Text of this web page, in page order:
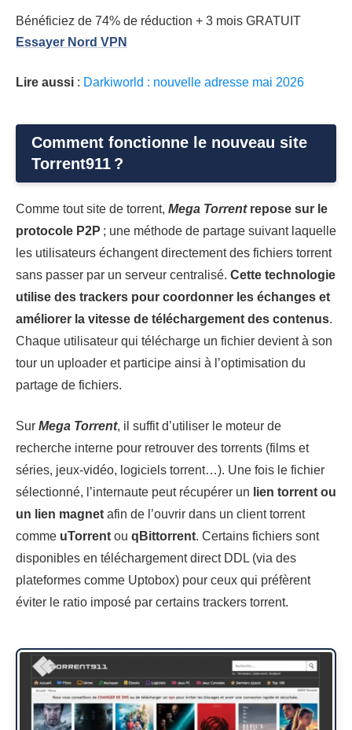
Bénéficiez de 74% de réduction + 3 mois GRATUIT
Essayer Nord VPN
Lire aussi : Darkiworld : nouvelle adresse mai 2026
Comment fonctionne le nouveau site
Torrent911 ?
Comme tout site de torrent, Mega Torrent repose sur le
protocole P2P ; une méthode de partage suivant laquelle
les utilisateurs échangent directement des fichiers torrent
sans passer par un serveur centralisé. Cette technologie
utilise des trackers pour coordonner les échanges et
améliorer la vitesse de téléchargement des contenus.
Chaque utilisateur qui télécharge un fichier devient à son
tour un uploader et participe ainsi à l’optimisation du
partage de fichiers.
Sur Mega Torrent, il suffit d’utiliser le moteur de
recherche interne pour retrouver des torrents (films et
séries, jeux-vidéo, logiciels torrent…). Une fois le fichier
sélectionné, l’internaute peut récupérer un lien torrent ou
un lien magnet afin de l’ouvrir dans un client torrent
comme uTorrent ou qBittorrent. Certains fichiers sont
disponibles en téléchargement direct DDL (via des
plateformes comme Uptobox) pour ceux qui préfèrent
éviter le ratio imposé par certains trackers torrent.